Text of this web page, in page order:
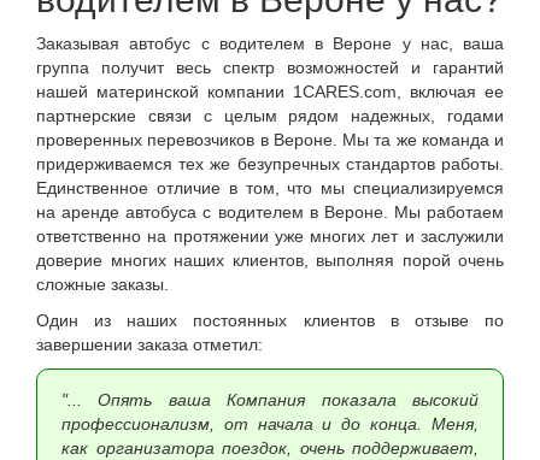
Заказывая автобус с водителем в Вероне у нас, ваша
группа получит весь спектр возможностей и гарантий
нашей материнской компании 1CARES.com, включая ее
партнерские связи с целым рядом надежных, годами
проверенных перевозчиков в Вероне. Мы та же команда и
придерживаемся тех же безупречных стандартов работы.
Единственное отличие в том, что мы специализируемся
на аренде автобуса с водителем в Вероне. Мы работаем
ответственно на протяжении уже многих лет и заслужили
доверие многих наших клиентов, выполняя порой очень
сложные заказы.
Один из наших постоянных клиентов в отзыве по
завершении заказа отметил:
"... Опять ваша Компания показала высокий
профессионализм, от начала и до конца. Меня,
как организатора поездок, очень поддерживает,